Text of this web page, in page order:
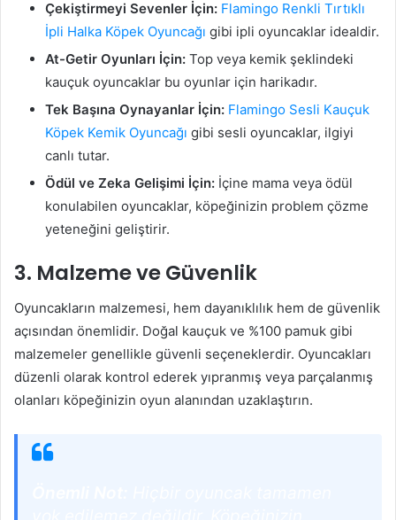
Çekiştirmeyi Sevenler İçin: Flamingo Renkli Tırtıklı
İpli Halka Köpek Oyuncağı gibi ipli oyuncaklar idealdir.
At-Getir Oyunları İçin: Top veya kemik şeklindeki
kauçuk oyuncaklar bu oyunlar için harikadır.
Tek Başına Oynayanlar İçin: Flamingo Sesli Kauçuk
Köpek Kemik Oyuncağı gibi sesli oyuncaklar, ilgiyi
canlı tutar.
Ödül ve Zeka Gelişimi İçin: İçine mama veya ödül
konulabilen oyuncaklar, köpeğinizin problem çözme
yeteneğini geliştirir.
3. Malzeme ve Güvenlik
Oyuncakların malzemesi, hem dayanıklılık hem de güvenlik
açısından önemlidir. Doğal kauçuk ve %100 pamuk gibi
malzemeler genellikle güvenli seçeneklerdir. Oyuncakları
düzenli olarak kontrol ederek yıpranmış veya parçalanmış
olanları köpeğinizin oyun alanından uzaklaştırın.